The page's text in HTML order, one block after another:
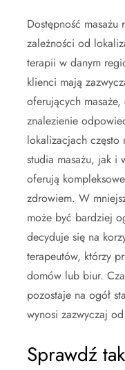
Dostępność
zależności od
terapii w danym
klienci mają
oferujących
znalezienie
lokalizacjach często
studia masażu, jak i
oferują
zdrowiem. W
może być bardziej
decyduje się na
terapeutów, którzy
domów lub biur.
pozostaje na ogół
wynosi zazwyczaj
Sprawdź